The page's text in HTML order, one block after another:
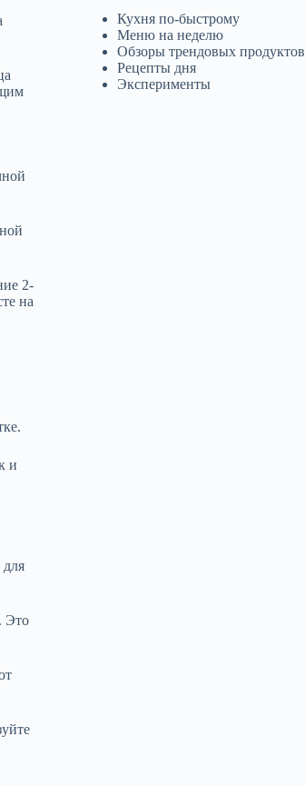
2-
на
и
для
Это
Кухня по-быстрому
Меню на неделю
Обзоры трендовых продуктов
Рецепты дня
Эксперименты